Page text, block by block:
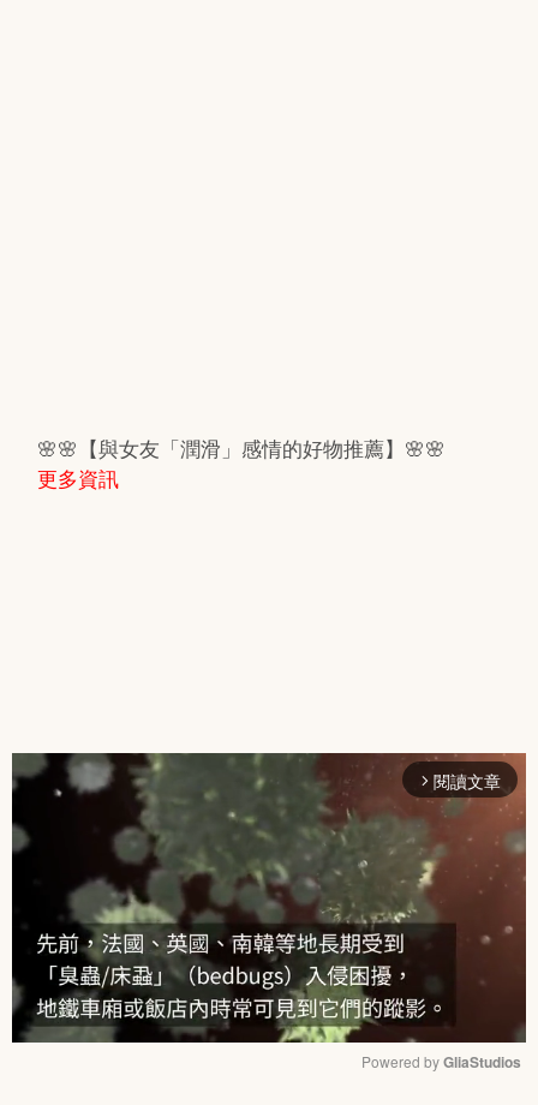
🌸🌸【與女友「潤滑」感情的好物推薦】🌸🌸
更多資訊
arrow_forward_ios 閱讀文章
Powered by GliaStudios